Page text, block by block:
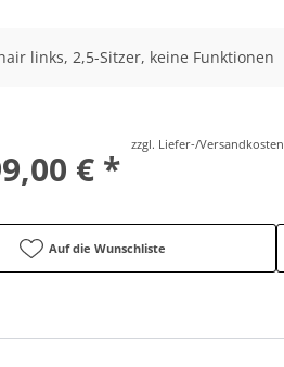
links, 2,5-Sitzer, keine Funktionen
€ *
zzgl. Liefer-/Versandkosten
Auf die Wunschliste